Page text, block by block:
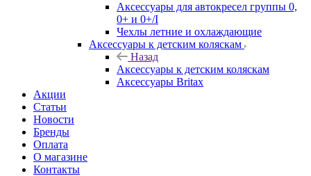
Аксессуары для автокресел группы 0,
0+ и 0+/I
Чехлы летние и охлаждающие
Аксессуары к детским коляскам
Назад
Аксессуары к детским коляскам
Аксессуары Britax
Акции
Статьи
Новости
Бренды
Оплата
О магазине
Контакты